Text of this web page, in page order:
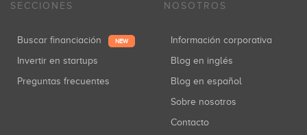
SECCIONES
Buscar financiación NEW
Invertir en startups
Preguntas frecuentes
NOSOTROS
Información corporativa
Blog en inglés
Blog en español
Sobre nosotros
Contacto